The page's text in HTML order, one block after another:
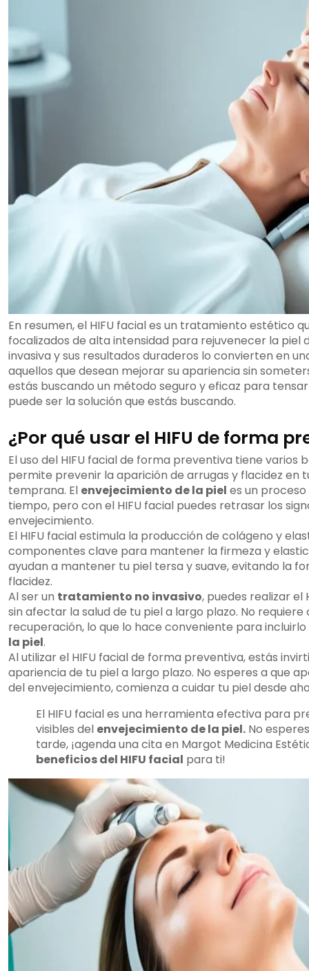
En resumen, el HIFU facial es un tratamiento estético
focalizados de alta intensidad para rejuvenecer la piel
invasiva y sus resultados duraderos lo convierten en
aquellos que desean mejorar su apariencia sin
estás buscando un método seguro y eficaz para tensar
puede ser la solución que estás buscando.
¿Por qué usar el HIFU de forma
El uso del HIFU facial de forma preventiva tiene varios
permite prevenir la aparición de arrugas y flacidez en
temprana. El envejecimiento de la piel es un
tiempo, pero con el HIFU facial puedes retrasar los
envejecimiento.
El HIFU facial estimula la producción de colágeno y
componentes clave para mantener la firmeza y
ayudan a mantener tu piel tersa y suave, evitando la
flacidez.
Al ser un tratamiento no invasivo, puedes realizar el
sin afectar la salud de tu piel a largo plazo. No
recuperación, lo que lo hace conveniente para
la piel.
Al utilizar el HIFU facial de forma preventiva, estás
apariencia de tu piel a largo plazo. No esperes a que
del envejecimiento, comienza a cuidar tu piel desde
El HIFU facial es una herramienta efectiva para
visibles del envejecimiento de la piel. No
tarde, ¡agenda una cita en Margot Medicina
beneficios del HIFU facial para ti!